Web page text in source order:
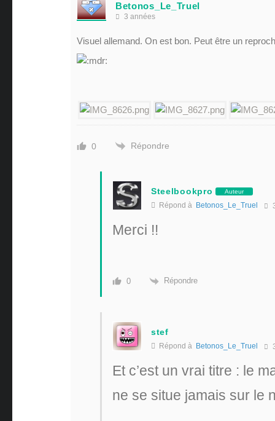
Betonos_Le_Truel
3 années
Visuel allemand. On est bon. Peut être un
0 Répondre
Steelbookpro Auteur
Répond à Betonos_Le_Truel
Merci !!
0 Répondre
stef
Répond à Betonos_Le_Truel
Et c’est un vrai titre : le
ne se situe jamais sur le